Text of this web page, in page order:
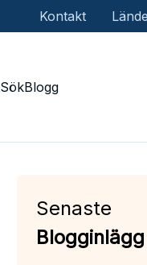
Kontakt
SökBlogg
Senaste
Blogginlägg